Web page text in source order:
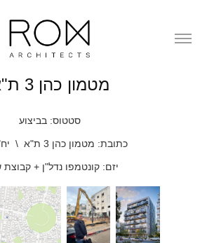
מטמון כהן 3 ת"א
סטטוס: בביצוע
כתובת: מטמון כהן 3 ת"א \ יח"ד: 25
יזם: קונטמפו נדל"ן + קבוצת